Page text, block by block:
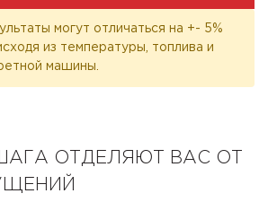
могут отличаться на +- 5%
из температуры, топлива и
машины.
ОТДЕЛЯЮТ ВАС ОТ